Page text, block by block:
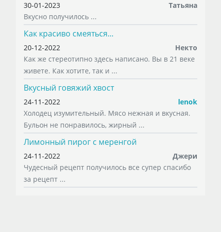
30-01-2023
Татьяна
Вкусно получилось ...
Как красиво смеяться...
20-12-2022
Некто
Как же стереотипно здесь написано. Вы в 21 веке
живете. Как хотите, так и ...
Вкусный говяжий хвост
24-11-2022
lenok
Холодец изумительный. Мясо нежная и вкусная.
Бульон не понравилось, жирный ...
Лимонный пирог с меренгой
24-11-2022
Джери
Чудесный рецепт получилось все супер спасибо
за рецепт ...